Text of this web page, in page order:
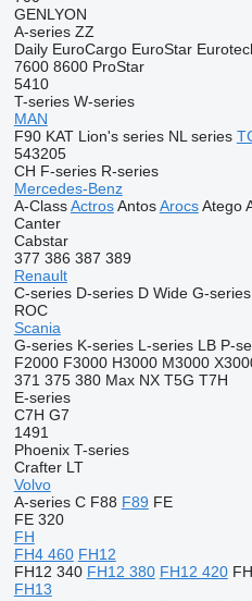
GENLYON
A-series ZZ
Daily EuroCargo EuroStar
7600 8600 ProStar
5410
T-series W-series
MAN
F90 KAT Lion's series NL series
543205
CH F-series R-series
Mercedes-Benz
A-Class Actros Antos Arocs Atego
Canter
Cabstar
377 386 387 389
Renault
C-series D-series D Wide G-series
ROC
Scania
G-series K-series L-series LB P-
F2000 F3000 H3000 M3000
371 375 380 Max NX T5G T7H
E-series
C7H G7
1491
Phoenix T-series
Crafter LT
Volvo
A-series C F88 F89 FE
FE 320
FH
FH4 460 FH12
FH12 340 FH12 380 FH12 420
FH13